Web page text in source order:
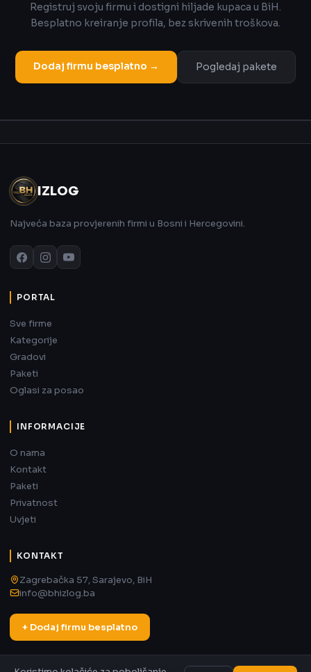
Registruj svoju firmu i dostigni hiljade kupaca u BiH.
Besplatno kreiranje profila, bez skrivenih troškova.
Dodaj firmu besplatno → Pogledaj pakete
IZLOG
Najveća baza provjerenih firmi u Bosni i Hercegovini.
PORTAL
Sve firme
Kategorije
Gradovi
Paketi
Oglasi za posao
INFORMACIJE
O nama
Kontakt
Paketi
Privatnost
Uvjeti
KONTAKT
Zagrebačka 57, Sarajevo, BiH
info@bhizlog.ba
+ Dodaj firmu besplatno